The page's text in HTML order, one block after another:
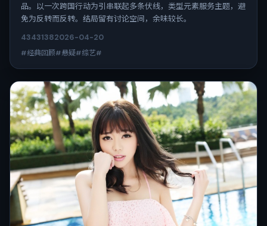
品。以一次跨国行动为引串联起多条伏线，类型元素服务主题，避
免为反转而反转。结局留有讨论空间，余味较长。
43431382026-04-20
#经典回顾#悬疑#综艺#